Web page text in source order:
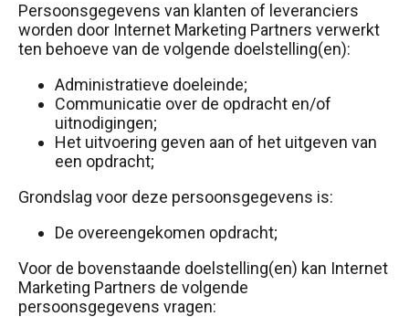
Persoonsgegevens van klanten of leveranciers
worden door Internet Marketing Partners verwerkt
ten behoeve van de volgende doelstelling(en):
Administratieve doeleinde;
Communicatie over de opdracht en/of
uitnodigingen;
Het uitvoering geven aan of het uitgeven van
een opdracht;
Grondslag voor deze persoonsgegevens is:
De overeengekomen opdracht;
Voor de bovenstaande doelstelling(en) kan Internet
Marketing Partners de volgende
persoonsgegevens vragen: